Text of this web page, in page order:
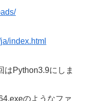
index.html
はPython3.9にしま
のようなファ